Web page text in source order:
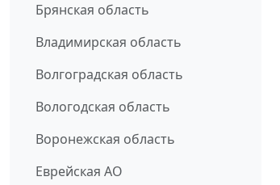
Брянская область
Владимирская область
Волгоградская область
Вологодская область
Воронежская область
Еврейская АО